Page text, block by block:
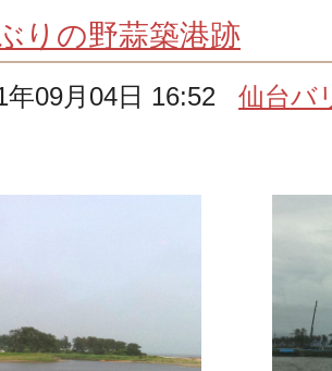
りの野蒜築港跡
年09月04日 16:52仙台バ